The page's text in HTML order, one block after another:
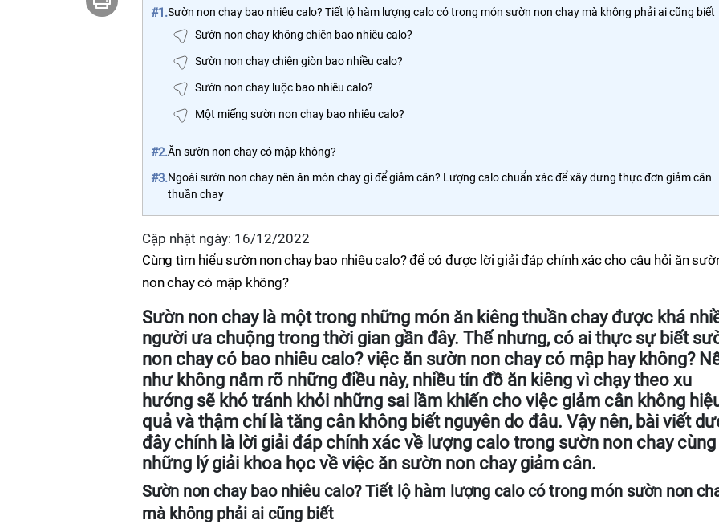
#1.Sườn non chay bao nhiêu calo? Tiết lộ hàm lượng calo có trong món sườn non chay mà không phải ai cũng biết
Sườn non chay không chiên bao nhiêu calo?
Sườn non chay chiên giòn bao nhiều calo?
Sườn non chay luộc bao nhiêu calo?
Một miếng sườn non chay bao nhiêu calo?
#2.Ăn sườn non chay có mập không?
#3.Ngoài sườn non chay nên ăn món chay gì để giảm cân? Lượng calo chuẩn xác để xây dưng thực đơn giảm cân
thuần chay
Cập nhật ngày: 16/12/2022
Cùng tìm hiểu sườn non chay bao nhiêu calo? để có được lời giải đáp chính xác cho câu hỏi ăn
non chay có mập không?
Sườn non chay là một trong những món ăn kiêng thuần chay được khá
người ưa chuộng trong thời gian gần đây. Thế nhưng, có ai thực sự biết
non chay có bao nhiêu calo? việc ăn sườn non chay có mập hay không?
như không nắm rõ những điều này, nhiều tín đồ ăn kiêng vì chạy theo xu
hướng sẽ khó tránh khỏi những sai lầm khiến cho việc giảm cân không
quả và thậm chí là tăng cân không biết nguyên do đâu. Vậy nên, bài viết
đây chính là lời giải đáp chính xác về lượng calo trong sườn non chay cùng
những lý giải khoa học về việc ăn sườn non chay giảm cân.
Sườn non chay bao nhiêu calo? Tiết lộ hàm lượng calo có trong món sườn non
mà không phải ai cũng biết